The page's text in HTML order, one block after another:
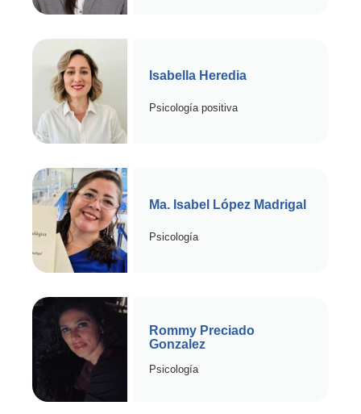
Isabella Heredia
Psicología positiva
Ma. Isabel López Madrigal
Psicología
Rommy Preciado
Gonzalez
Psicología